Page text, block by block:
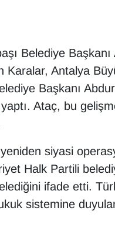
Belediye
Karalar, Antalya
Başkanı
Ataç, bu
siyasi
Halk Partili
ifade etti.
sistemine